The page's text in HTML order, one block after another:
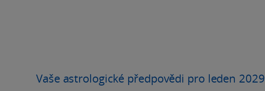
Vaše astrologické předpovědi pro leden 2029